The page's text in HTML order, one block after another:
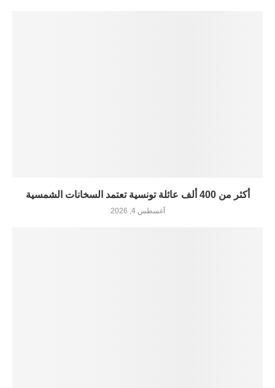
أكثر من 400 ألف عائلة تونسية تعتمد السخانات الشمسية
أغسطس 4, 2026